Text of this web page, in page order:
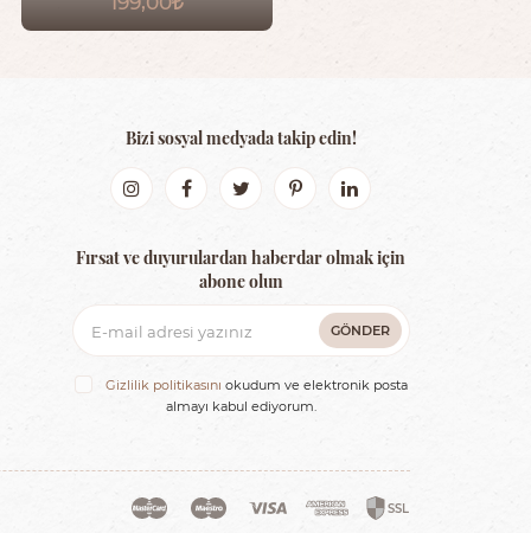
Bizi sosyal medyada takip edin!
Fırsat ve duyurulardan haberdar olmak için
abone olun
GÖNDER
Gizlilik politikasını okudum ve elektronik posta
almayı kabul ediyorum.